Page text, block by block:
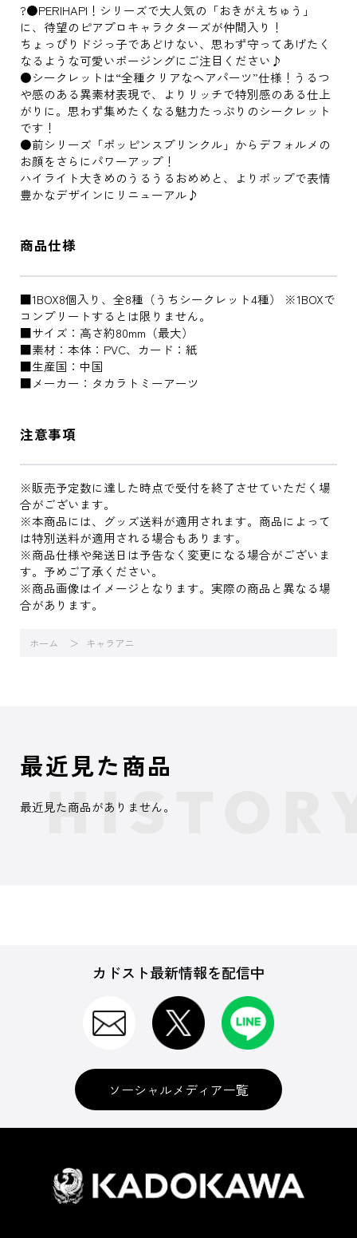
?●PERIHAPI！シリーズで大人気の「おきがえちゅう」
に、待望のピアプロキャラクターズが仲間入り！
ちょっぴりドジっ子であどけない、思わず守ってあげたく
なるような可愛いポージングにご注目ください♪
●シークレットは“全種クリアなヘアパーツ”仕様！うるつ
や感のある異素材表現で、よりリッチで特別感のある仕上
がりに。思わず集めたくなる魅力たっぷりのシークレット
です！
●前シリーズ「ポッピンスプリンクル」からデフォルメの
お顔をさらにパワーアップ！
ハイライト大きめのうるうるおめめと、よりポップで表情
豊かなデザインにリニューアル♪
商品仕様
■1BOX8個入り、全8種（うちシークレット4種） ※1BOXで
コンプリートするとは限りません。
■サイズ：高さ約80mm（最大）
■素材：本体：PVC、カード：紙
■生産国：中国
■メーカー：タカラトミーアーツ
注意事項
※販売予定数に達した時点で受付を終了させていただく場
合がございます。
※本商品には、グッズ送料が適用されます。商品によって
は特別送料が適用される場合もあります。
※商品仕様や発送日は予告なく変更になる場合がございま
す。予めご了承ください。
※商品画像はイメージとなります。実際の商品と異なる場
合があります。
ホーム キャラアニ
最近見た商品
最近見た商品がありません。
カドスト最新情報を配信中
ソーシャルメディア一覧